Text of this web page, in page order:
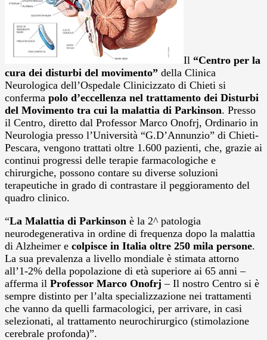
Il “Centro per la
cura dei disturbi del movimento” della Clinica
Neurologica dell’Ospedale Clinicizzato di Chieti si
conferma polo d’eccellenza nel trattamento dei Disturbi
del Movimento tra cui la malattia di Parkinson. Presso
il Centro, diretto dal Professor Marco Onofrj, Ordinario in
Neurologia presso l’Università “G.D’Annunzio” di Chieti-
Pescara, vengono trattati oltre 1.600 pazienti, che, grazie ai
continui progressi delle terapie farmacologiche e
chirurgiche, possono contare su diverse soluzioni
terapeutiche in grado di contrastare il peggioramento del
quadro clinico.
“La Malattia di Parkinson è la 2^ patologia
neurodegenerativa in ordine di frequenza dopo la malattia
di Alzheimer e colpisce in Italia oltre 250 mila persone.
La sua prevalenza a livello mondiale è stimata attorno
all’1-2% della popolazione di età superiore ai 65 anni –
afferma il Professor Marco Onofrj – Il nostro Centro si è
sempre distinto per l’alta specializzazione nei trattamenti
che vanno da quelli farmacologici, per arrivare, in casi
selezionati, al trattamento neurochirurgico (stimolazione
cerebrale profonda)”.